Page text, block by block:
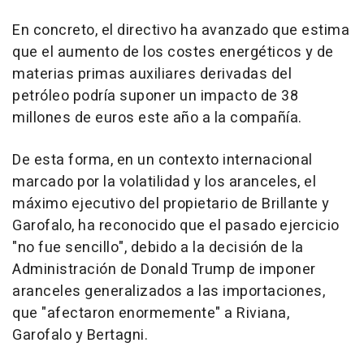
En concreto, el directivo ha avanzado que estima
que el aumento de los costes energéticos y de
materias primas auxiliares derivadas del
petróleo podría suponer un impacto de 38
millones de euros este año a la compañía.
De esta forma, en un contexto internacional
marcado por la volatilidad y los aranceles, el
máximo ejecutivo del propietario de Brillante y
Garofalo, ha reconocido que el pasado ejercicio
"no fue sencillo", debido a la decisión de la
Administración de Donald Trump de imponer
aranceles generalizados a las importaciones,
que "afectaron enormemente" a Riviana,
Garofalo y Bertagni.